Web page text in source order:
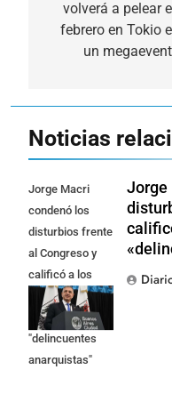
entradas
volverá a pelear
febrero en Tokio
un
Noticias
Jorge Macri
condenó los
disturbios frente
al Congreso y
calificó a los
responsables
como
"delincuentes
anarquistas"
Jorge